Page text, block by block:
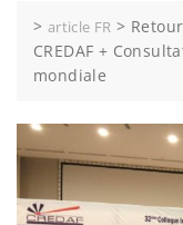
> article FR >
CREDAF +
mondiale